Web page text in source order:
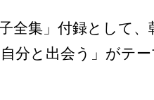
子全集」付録として
分と出会う」がテ